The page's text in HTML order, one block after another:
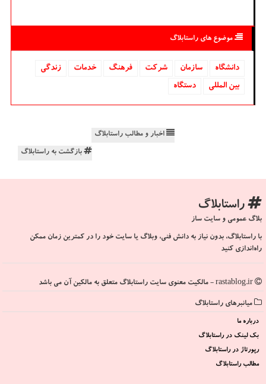
موضوع های راستابلاگ
دانشگاه‌ سازمان شركت فرهنگ خدمات
زندگی
بین المللی
دستگاه
اخبار و مطالب راستابلاگ
بازگشت به راستابلاگ
راستابلاگ
بلاگ عمومی و سایت ساز
با راستابلاگ، بدون نیاز به دانش فنی، وبلاگ یا سایت خود را در کمترین زمان ممکن
راه‌اندازی کنید
میانبرهای راستابلاگ
درباره ما
بک لینک در راستابلاگ
رپورتاژ در راستابلاگ
مطالب راستابلاگ